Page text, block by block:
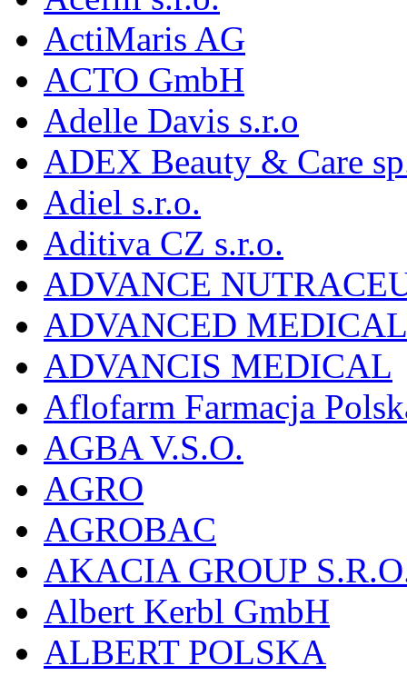
ActiMaris AG
ACTO GmbH
Adelle Davis s.r.o
ADEX Beauty & Care
Adiel s.r.o.
Aditiva CZ s.r.o.
ADVANCE
ADVANCED
ADVANCIS MEDICAL
Aflofarm Farmacja
AGBA V.S.O.
AGRO
AGROBAC
AKACIA GROUP
Albert Kerbl GmbH
ALBERT POLSKA